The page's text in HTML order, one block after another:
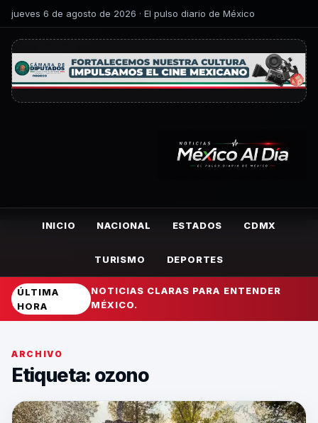
jueves 6 de agosto de 2026 · El pulso diario de México
INICIO NACIONAL ESTADOS CDMX
TURISMO DEPORTES
ÚLTIMA
HORA
NOTICIAS CLARAS PARA ENTENDER
MÉXICO.
ARCHIVO
Etiqueta: ozono